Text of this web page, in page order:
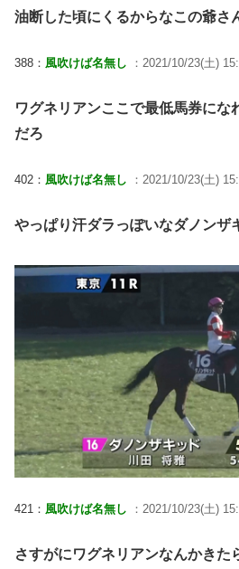
油断した頃にくるからなこの爺さ
388： 風吹けば名無し ：2021/10/23(土)
ワグネリアンここで最低馬券にな
だろ
402： 風吹けば名無し ：2021/10/23(土)
やっぱり汗ダラっぽいなダノンザ
421： 風吹けば名無し ：2021/10/23(土)
さすがにワグネリアンなんかきた